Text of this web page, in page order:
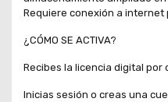
Requiere conexión a internet
¿CÓMO SE ACTIVA?
Recibes la licencia digital por
Inicias sesión o creas una